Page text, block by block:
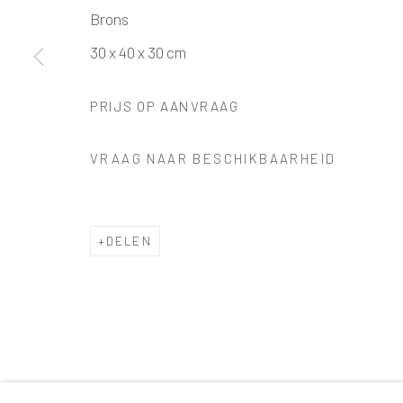
Brons
30 x 40 x 30 cm
PRIJS OP AANVRAAG
VRAAG NAAR BESCHIKBAARHEID
DELEN